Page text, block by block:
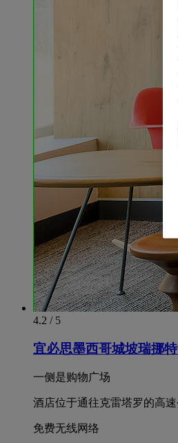
4.2 / 5
宜必思墨西哥城坡瑞挪
一侧是购物广场
酒店位于通往克雷塔罗的高速
免费无线网络